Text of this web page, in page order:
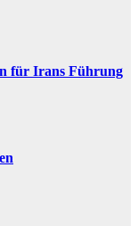
für Irans Führung